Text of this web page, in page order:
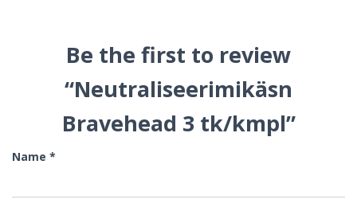
Be the first to review
“Neutraliseerimikäsn
Bravehead 3 tk/kmpl”
Name *